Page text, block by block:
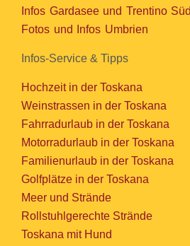
Infos Gardasee und Trentino
Fotos und Infos Umbrien
Infos-Service & Tipps
Hochzeit in der Toskana
Weinstrassen in der Toskana
Fahrradurlaub in der Toskana
Motorradurlaub in der Toskana
Familienurlaub in der Toskana
Golfplätze in der Toskana
Meer und Strände
Rollstuhlgerechte Strände
Toskana mit Hund